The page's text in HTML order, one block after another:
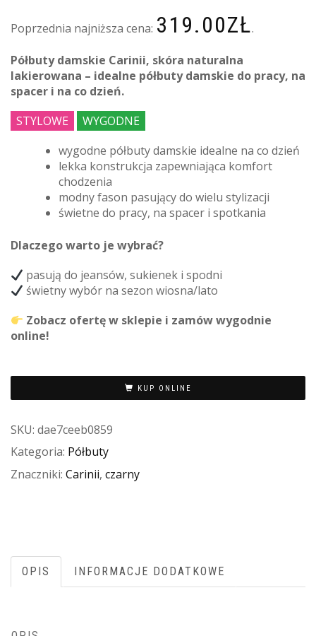
Poprzednia najniższa cena: 319.00ZŁ.
Półbuty damskie Carinii, skóra naturalna
lakierowana – idealne półbuty damskie do pracy, na
spacer i na co dzień.
STYLOWE
WYGODNE
wygodne półbuty damskie idealne na co dzień
lekka konstrukcja zapewniająca komfort
chodzenia
modny fason pasujący do wielu stylizacji
świetne do pracy, na spacer i spotkania
Dlaczego warto je wybrać?
pasują do jeansów, sukienek i spodni
świetny wybór na sezon wiosna/lato
Zobacz ofertę w sklepie i zamów wygodnie
online!
KUP ONLINE
SKU: dae7ceeb0859
Kategoria: Półbuty
Znaczniki: Carinii, czarny
OPIS INFORMACJE DODATKOWE